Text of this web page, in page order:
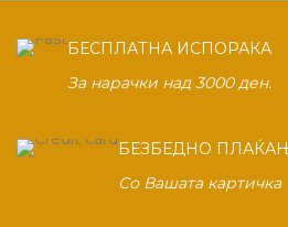
БЕСПЛАТНА ИСПОРАКА
За нарачки над 3000 ден.
БЕЗБЕДНО
Со Вашата картичка